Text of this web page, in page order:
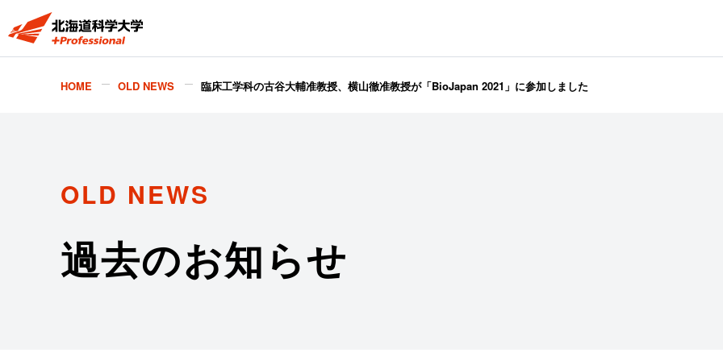
HOME OLD NEWS 臨床工学科の古谷大輔准教授、横山徹准教授が「BioJapan 2021」に参加しました
OLD NEWS
過去のお知らせ